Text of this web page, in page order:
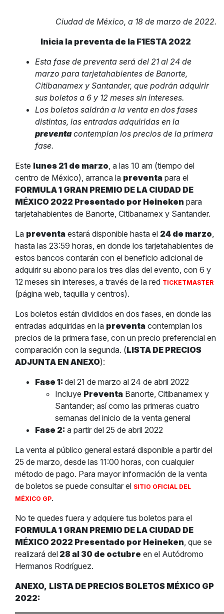
Ciudad de México, a 18 de marzo de 2022.
Inicia la preventa de la F1ESTA 2022
Esta fase de preventa será del 21 al 24 de
marzo para tarjetahabientes de Banorte,
Citibanamex y Santander, que podrán adquirir
sus boletos a 6 y 12 meses sin intereses.
Los boletos saldrán a la venta en dos fases
distintas, las entradas adquiridas en la
preventacontemplan los precios de la primera
fase.
Este lunes 21 de marzo, a las 10 am (tiempo del
centro de México), arranca la preventa para el
FORMULA 1 GRAN PREMIO DE LA CIUDAD DE
MÉXICO 2022 Presentado por Heineken para
tarjetahabientes de Banorte, Citibanamex y Santander.
La preventa estará disponible hasta el 24 de marzo,
hasta las 23:59 horas, en donde los tarjetahabientes de
estos bancos contarán con el beneficio adicional de
adquirir su abono para los tres días del evento, con 6 y
12 meses sin intereses, a través de la red TICKETMASTER
(página web, taquilla y centros).
Los boletos están divididos en dos fases, en donde las
entradas adquiridas en la preventa contemplan los
precios de la primera fase, con un precio preferencial en
comparación con la segunda. (LISTA DE PRECIOS
ADJUNTA EN ANEXO):
Fase 1:del 21 de marzo al 24 de abril 2022
Incluye Preventa Banorte, Citibanamex y
Santander; así como las primeras cuatro
semanas del inicio de la venta general
Fase 2: a partir del 25 de abril 2022
La venta al público general estará disponible a partir del
25 de marzo, desde las 11:00 horas, con cualquier
método de pago. Para mayor información de la venta
de boletos se puede consultar el SITIO OFICIAL DEL
MÉXICO GP.
No te quedes fuera y adquiere tus boletos para el
FORMULA 1 GRAN PREMIO DE LA CIUDAD DE
MÉXICO 2022 Presentado por Heineken, que se
realizará del 28 al 30 de octubre en el Autódromo
Hermanos Rodríguez.
ANEXO, LISTA DE PRECIOS BOLETOS MÉXICO GP
2022: